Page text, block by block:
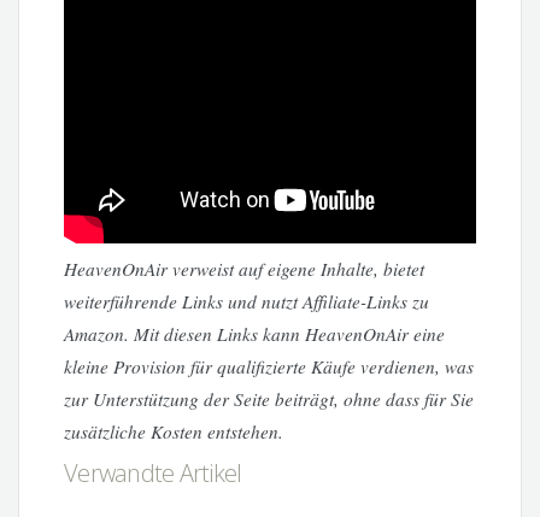
HeavenOnAir verweist auf eigene Inhalte, bietet
weiterführende Links und nutzt Affiliate-Links zu
Amazon. Mit diesen Links kann HeavenOnAir eine
kleine Provision für qualifizierte Käufe verdienen, was
zur Unterstützung der Seite beiträgt, ohne dass für Sie
zusätzliche Kosten entstehen.
Verwandte Artikel